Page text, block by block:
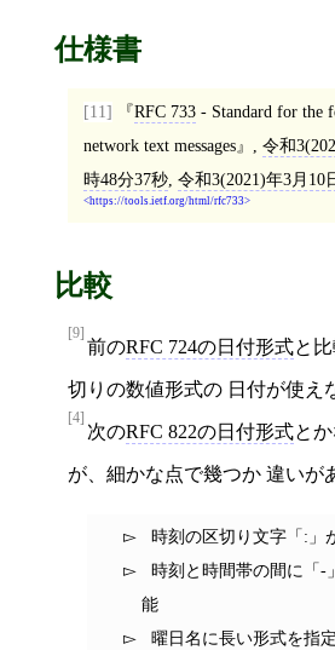
仕様書
[11] RFC 733- Standard for the
network text messages
令和
時48分37秒, 令和3(2021)年3月10
https://tools.ietf.org/html/rfc733
比較
[9]
前のRFC 724の日付形式と
切りの数値形式の 日付が使え
[4]
次のRFC 822の日付形式と
が、細かな点で幾つか 違いが
時刻の区切り文字「:」
時刻と時間帯の間に「-
能
曜日名に長い形式を指